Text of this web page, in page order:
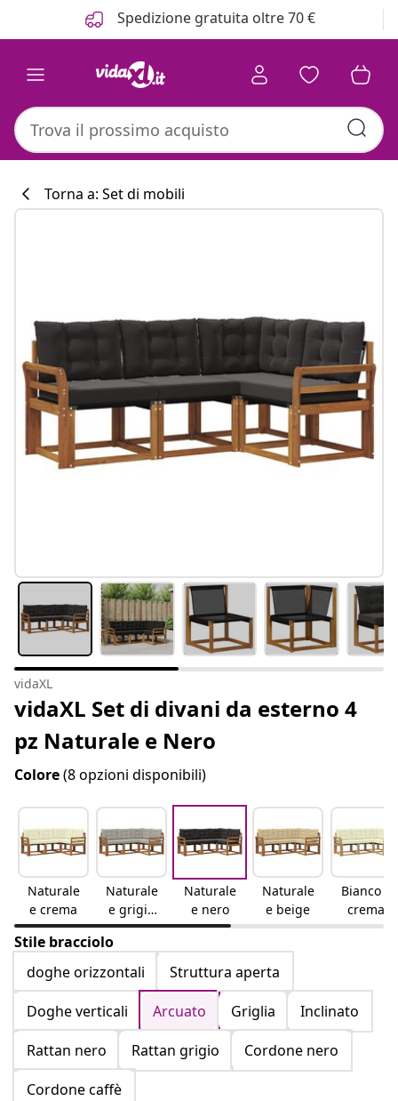
Spedizione gratuita oltre 70 €
Torna a: Set di mobili
vidaXL
vidaXL Set di divani da esterno 4
pz Naturale e Nero
Colore(8 opzioni disponibili)
Naturale
e crema
Naturale
e grigio
chiaro
Naturale
e nero
Naturale
e beige
Bianco e
crema
Stile bracciolo
doghe orizzontali
Struttura aperta
Doghe verticali
Arcuato Griglia
Inclinato
Rattan nero
Rattan grigio
Cordone nero
Cordone caffè